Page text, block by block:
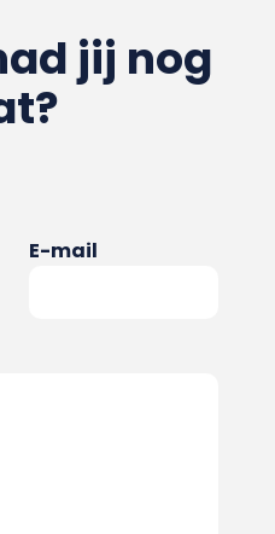
jij nog
E-mail